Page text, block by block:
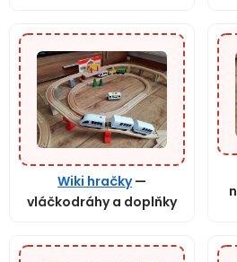
Wiki hračky—
vláčkodráhy a doplňky